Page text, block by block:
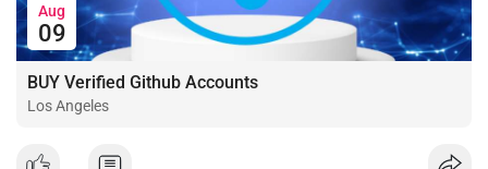
Aug
09
BUY Verified Github Accounts
Los Angeles